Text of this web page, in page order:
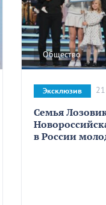
Общество
Семья
в России
Эксклюзив